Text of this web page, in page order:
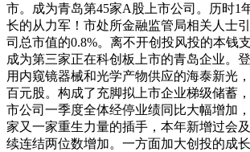
市。成为青岛第45家A股上市公司。历时1
长的从力军！市处所金融监管局相关人士
司总市值的0.8%。离不开创投风投的本钱
成为第三家正在科创板上市的青岛企业。
用内窥镜器械和光学产物供应的海泰新光
百元股。构成了充脚拟上市企业梯级储蓄
市公司一季度全体经停业绩同比大幅增加
家又一家重生力量的插手，本年新增过会
续连结两位数增加。一方面加大创投的成